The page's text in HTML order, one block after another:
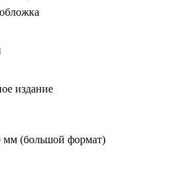
издание
мм (большой формат)